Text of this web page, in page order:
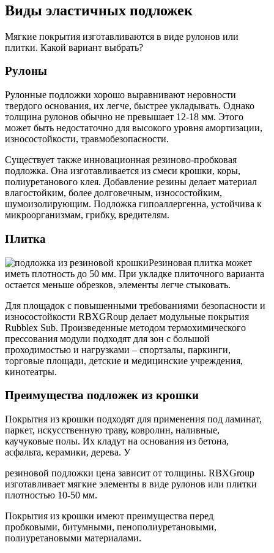
Виды эластичных подложек
Мягкие покрытия изготавливаются в виде рулонов или
плитки. Какой вариант выбрать?
Рулоны
Рулонные подложки хорошо выравнивают неровности
твердого основания, их легче, быстрее укладывать. Однако
толщина рулонов обычно не превышает 12-18 мм. Этого
может быть недостаточно для высокого уровня амортизации,
износостойкости, травмобезопасности.
Существует также инновационная резиново-пробковая
подложка. Она изготавливается из смеси крошки, коры,
полиуретанового клея. Добавление резины делает материал
влагостойким, более долговечным, износостойким,
шумоизолирующим. Подложка гипоаллергенна, устойчива к
микроорганизмам, грибку, вредителям.
Плитка
Резиновая плитка может
иметь плотность до 50 мм. При укладке плиточного варианта
остается меньше обрезков, элементы легче стыковать.
Для площадок с повышенными требованиями безопасности и
износостойкости RBXGRoup делает модульные покрытия
Rubblex Sub. Произведенные методом термохимического
прессования модули подходят для зон с большой
проходимостью и нагрузками – спортзалы, паркинги,
торговые площади, детские и медицинские учреждения,
кинотеатры.
Преимущества подложек из крошки
Покрытия из крошки подходят для применения под ламинат,
паркет, искусственную траву, ковролин, наливные,
каучуковые полы. Их кладут на основания из бетона,
асфальта, керамики, дерева. У
резиновой подложки цена зависит от толщины. RBXGroup
изготавливает мягкие элементы в виде рулонов или плитки
плотностью 10-50 мм.
Покрытия из крошки имеют преимущества перед
пробковыми, битумными, пенополиуретановыми,
полиуретановыми материалами.